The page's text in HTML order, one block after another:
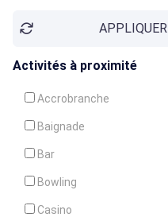
APPLIQUER
Activités à proximité
Accrobranche
Baignade
Bar
Bowling
Casino